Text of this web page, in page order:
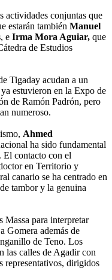
actividades conjuntas que
estarán también Manuel
, e Irma Mora Aguiar, que
de Estudios
Tigaday acudan a un
estuvieron en la Expo de
de Ramón Padrón, pero
numeroso.
Ahmed
ha sido fundamental
El contacto con el
en Territorio y
canario se ha centrado en
tambor y la genuina
Massa para interpretar
Gomera además de
de Teno. Los
las calles de Agadir con
representativos, dirigidos